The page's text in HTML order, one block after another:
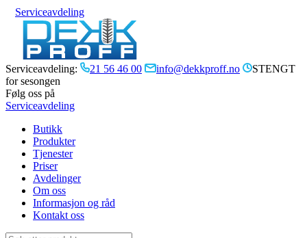
Serviceavdeling
Serviceavdeling: 21 56 46 00 info@dekkproff.no
STENGT
for sesongen
Følg oss på
Serviceavdeling
Butikk
Produkter
Tjenester
Priser
Avdelinger
Om oss
Informasjon og råd
Kontakt oss